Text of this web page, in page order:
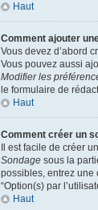
Haut
Comment ajouter
Vous devez d’abord
Vous pouvez aussi
Modifier les
le formulaire de
Haut
Comment créer un
Il est facile de créer
Sondage sous la
possibles, entrez une
“Option(s) par
Haut